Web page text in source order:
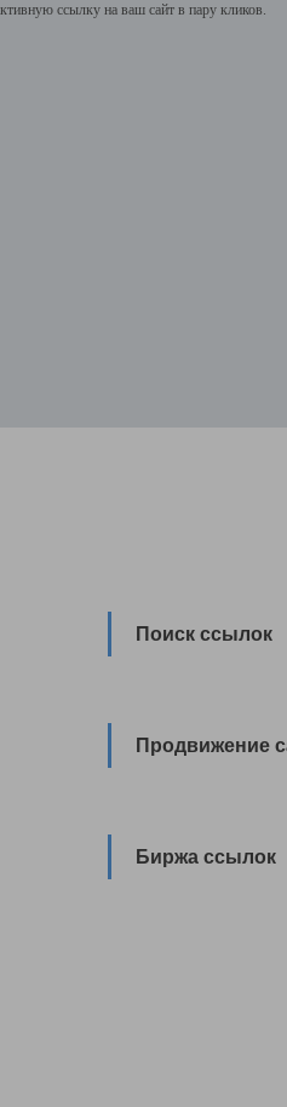
ссылку на ваш сайт в пару кликов.
Поиск ссылок
Продвижение
Биржа ссылок